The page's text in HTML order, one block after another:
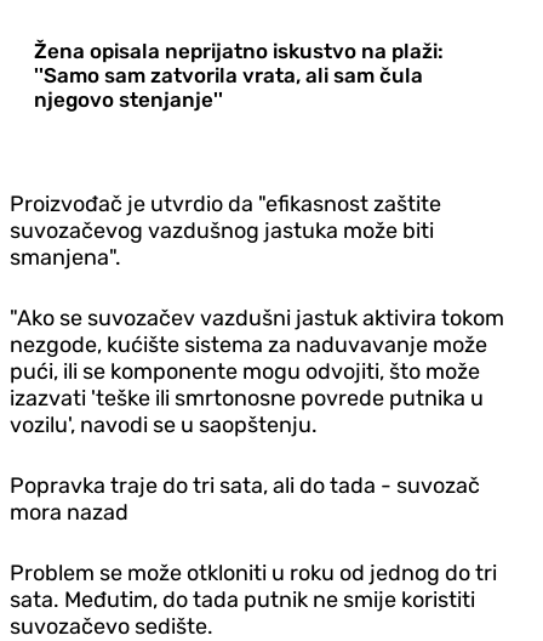
Žena opisala neprijatno iskustvo na plaži:
''Samo sam zatvorila vrata, ali sam čula
njegovo stenjanje''
Proizvođač je utvrdio da "efikasnost zaštite
suvozačevog vazdušnog jastuka može biti
smanjena".
"Ako se suvozačev vazdušni jastuk aktivira tokom
nezgode, kućište sistema za naduvavanje može
pući, ili se komponente mogu odvojiti, što može
izazvati 'teške ili smrtonosne povrede putnika u
vozilu', navodi se u saopštenju.
Popravka traje do tri sata, ali do tada - suvozač
mora nazad
Problem se može otkloniti u roku od jednog do tri
sata. Međutim, do tada putnik ne smije koristiti
suvozačevo sedište.